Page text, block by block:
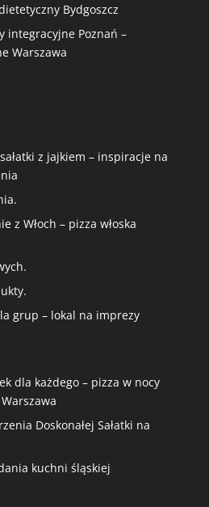
Bydgoszcz
integracyjne Poznań –
Warszawa
z jajkiem – inspiracje na
z Włoch – pizza włoska
grup – lokal na imprezy
dla każdego – pizza w nocy
Doskonałej Sałatki na
kuchni śląskiej